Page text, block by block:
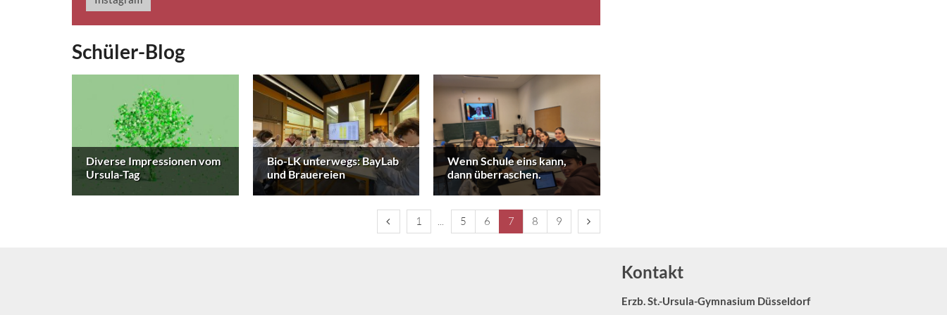
Schüler-Blog
Diverse Impressionen vom
Ursula-Tag
Bio-LK unterwegs: BayLab
und Brauereien
Wenn Schule eins kann,
dann überraschen.
Vorherige Seite
Erste Seite
1 5 6 7 8 9 Nächste Seite
Kontakt
Erzb. St.-Ursula-Gymnasium Düsseldorf